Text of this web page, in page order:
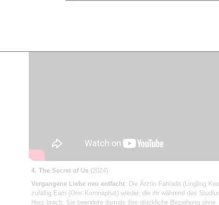
4. The Secret of Us (2024)
Vergangene Liebe neu entfacht: Die Ärztin Fahlada (Lingling
zufällig Earn (Orm Kornnaphat) wieder, die ihr während des
Herz brach: Sie beendete damals ihre glückliche Beziehung ohne